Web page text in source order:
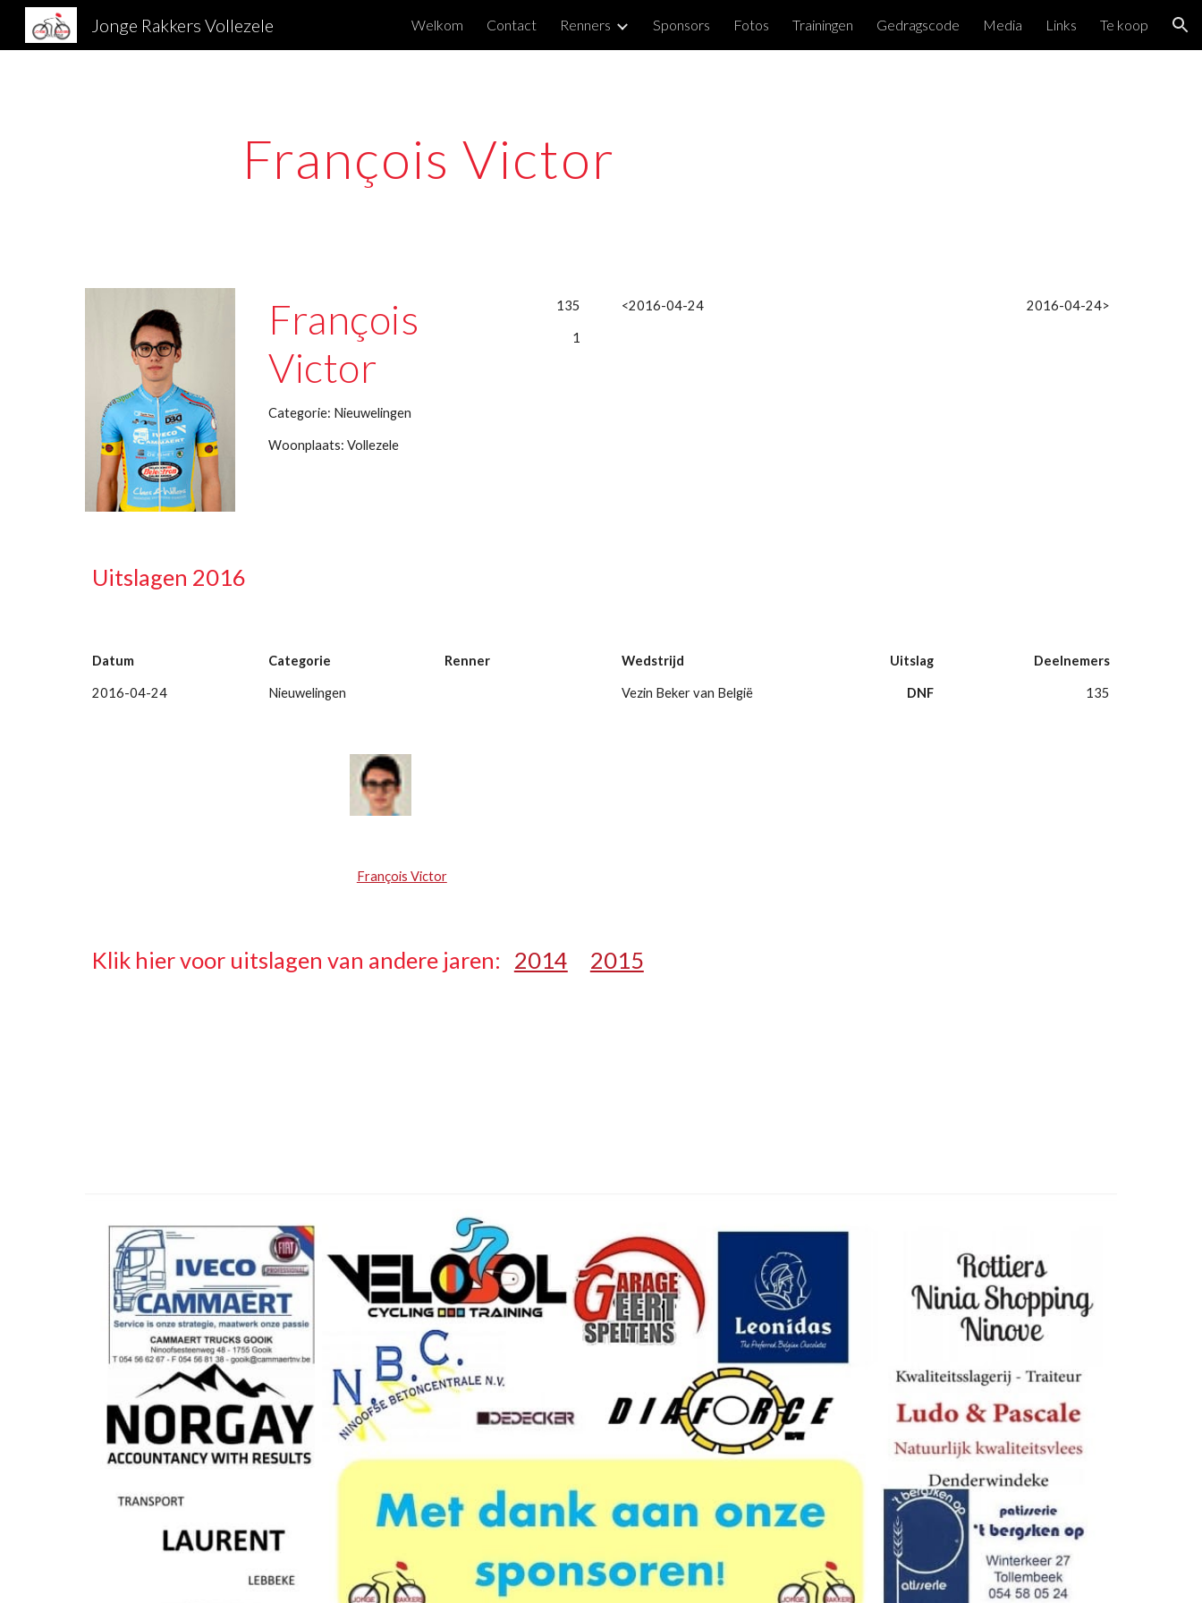
Skip to main content Skip to navigation
Jonge Rakkers Vollezele Welkom Contact Renners Sponsors Fotos Trainingen Gedragscode Media Links Te koop
François Victor
François
Victor
Categorie: Nieuwelingen
Woonplaats: Vollezele
135
1
<2016-04-24 2016-04-24>
Uitslagen 2016
Datum
2016-04-24
Categorie
Nieuwelingen
Renner Wedstrijd
Vezin Beker van België
Uitslag
DNF
Deelnemers
135
François Victor
Klik hier voor uitslagen van andere jaren: 2014 2015